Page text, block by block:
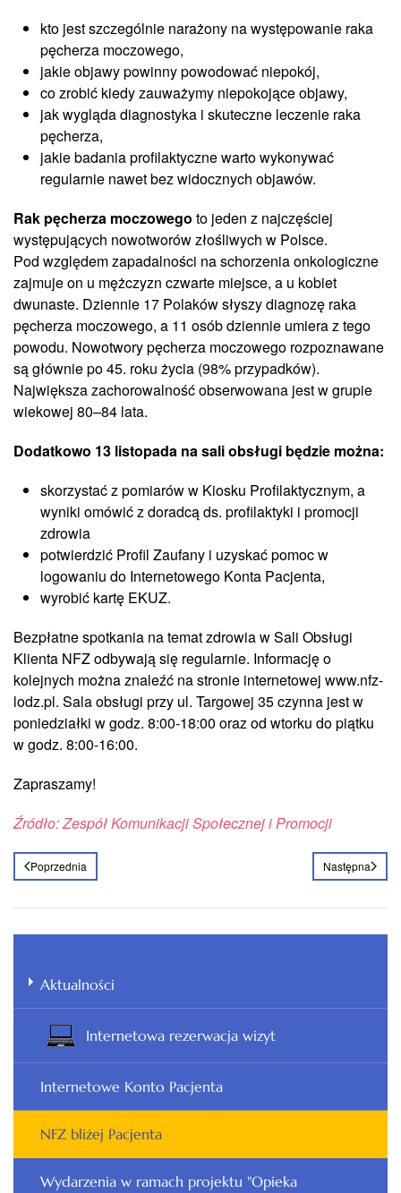
kto jest szczególnie narażony na występowanie raka
pęcherza moczowego,
jakie objawy powinny powodować niepokój,
co zrobić kiedy zauważymy niepokojące objawy,
jak wygląda diagnostyka i skuteczne leczenie raka
pęcherza,
jakie badania profilaktyczne warto wykonywać
regularnie nawet bez widocznych objawów.
Rak pęcherza moczowego to jeden z najczęściej
występujących nowotworów złośliwych w Polsce.
Pod względem zapadalności na schorzenia onkologiczne
zajmuje on u mężczyzn czwarte miejsce, a u kobiet
dwunaste. Dziennie 17 Polaków słyszy diagnozę raka
pęcherza moczowego, a 11 osób dziennie umiera z tego
powodu. Nowotwory pęcherza moczowego rozpoznawane
są głównie po 45. roku życia (98% przypadków).
Największa zachorowalność obserwowana jest w grupie
wiekowej 80–84 lata.
Dodatkowo 13 listopada na sali obsługi będzie można:
skorzystać z pomiarów w Kiosku Profilaktycznym, a
wyniki omówić z doradcą ds. profilaktyki i promocji
zdrowia
potwierdzić Profil Zaufany i uzyskać pomoc w
logowaniu do Internetowego Konta Pacjenta,
wyrobić kartę EKUZ.
Bezpłatne spotkania na temat zdrowia w Sali Obsługi
Klienta NFZ odbywają się regularnie. Informację o
kolejnych można znaleźć na stronie internetowej www.nfz-
lodz.pl. Sala obsługi przy ul. Targowej 35 czynna jest w
poniedziałki w godz. 8:00-18:00 oraz od wtorku do piątku
w godz. 8:00-16:00.
Zapraszamy!
Źródło: Zespół Komunikacji Społecznej i Promocji
Poprzednia Następna
Aktualności
Internetowa rezerwacja wizyt
Internetowe Konto Pacjenta
NFZ bliżej Pacjenta
Wydarzenia w ramach projektu "Opieka